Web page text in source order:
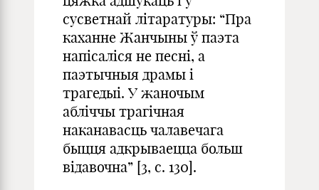
сусветнай літаратуры: “Пра
каханне Жанчыны ў паэта
напісаліся не песні, а
паэтычныя драмы і
трагедыі. У жаночым
абліччы трагічная
наканавасць чалавечага
быцця адкрываецца больш
відавочна” [3, с. 130].